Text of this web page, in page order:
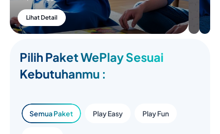
Lihat Detail
Lihat
Detail
Pilih Paket WePlay Sesuai
Kebutuhanmu :
Semua Paket Play Easy Play Fun